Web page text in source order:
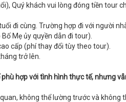
Quý khách vui lòng đóng tiền tour
đi cùng. Trường hợp đi với người
Mẹ ủy quyền dẫn đi tour).
cấp (phí thay đổi tùy theo tour).
trở lên.
hợp với tình hình thực tế, nhưng
không thể lường trước và không